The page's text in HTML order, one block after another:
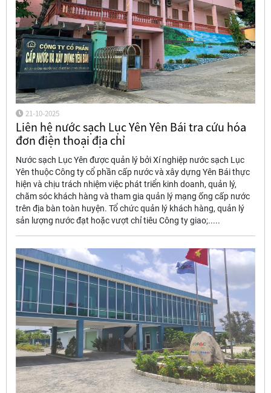
21-10-2025
Liên hệ nước sạch Lục Yên Yên Bái tra cứu hóa
đơn điện thoại địa chỉ
Nước sạch Lục Yên được quản lý bởi Xí nghiệp nước sạch Lục
Yên thuộc Công ty cổ phần cấp nước và xây dựng Yên Bái thực
hiện và chịu trách nhiệm việc phát triển kinh doanh, quản lý,
chăm sóc khách hàng và tham gia quản lý mạng ống cấp nước
trên địa bàn toàn huyện. Tổ chức quản lý khách hàng, quản lý
sản lượng nước đạt hoặc vượt chỉ tiêu Công ty giao;.....